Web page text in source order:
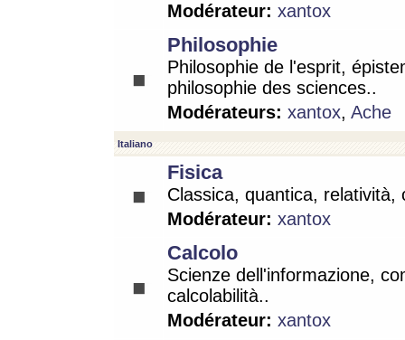
Modérateur: xantox
Philosophie
Philosophie de l'esprit,
philosophie des sciences..
Modérateurs: xantox, Ache
Italiano
Fisica
Classica, quantica, relatività,
Modérateur: xantox
Calcolo
Scienze dell'informazione,
calcolabilità..
Modérateur: xantox